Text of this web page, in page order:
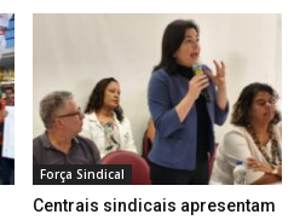
Força Sindical
Centrais sindicais apresentam